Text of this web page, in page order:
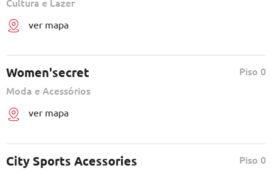
ver mapa
Women'secret
Piso 0
Moda e Acessórios
ver mapa
City Sports Acessories
Piso 0